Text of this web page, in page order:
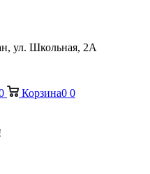
ул. Школьная, 2А
Корзина0 0